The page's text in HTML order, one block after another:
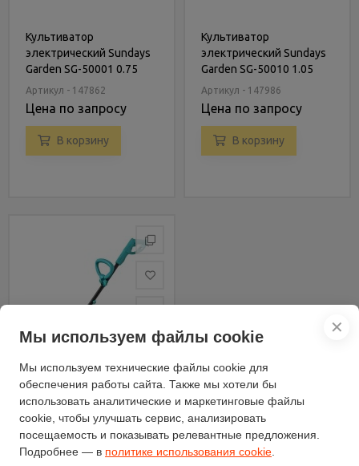
Культиватор
электрический Sundays
Garden SG-50001 0.75
кВт
Артикул - 147862
Цена по запросу
В корзину
Культиватор
электрический Sundays
Garden SG-50010 1.05
кВт
Артикул - 147986
Цена по запросу
В корзину
Культиватор
электрический Sundays
Garden SG-50003
✕
Мы используем файлы cookie
Мы используем технические файлы cookie для
обеспечения работы сайта. Также мы хотели бы
использовать аналитические и маркетинговые файлы
cookie, чтобы улучшать сервис, анализировать
посещаемость и показывать релевантные предложения.
Подробнее — в политике использования cookie